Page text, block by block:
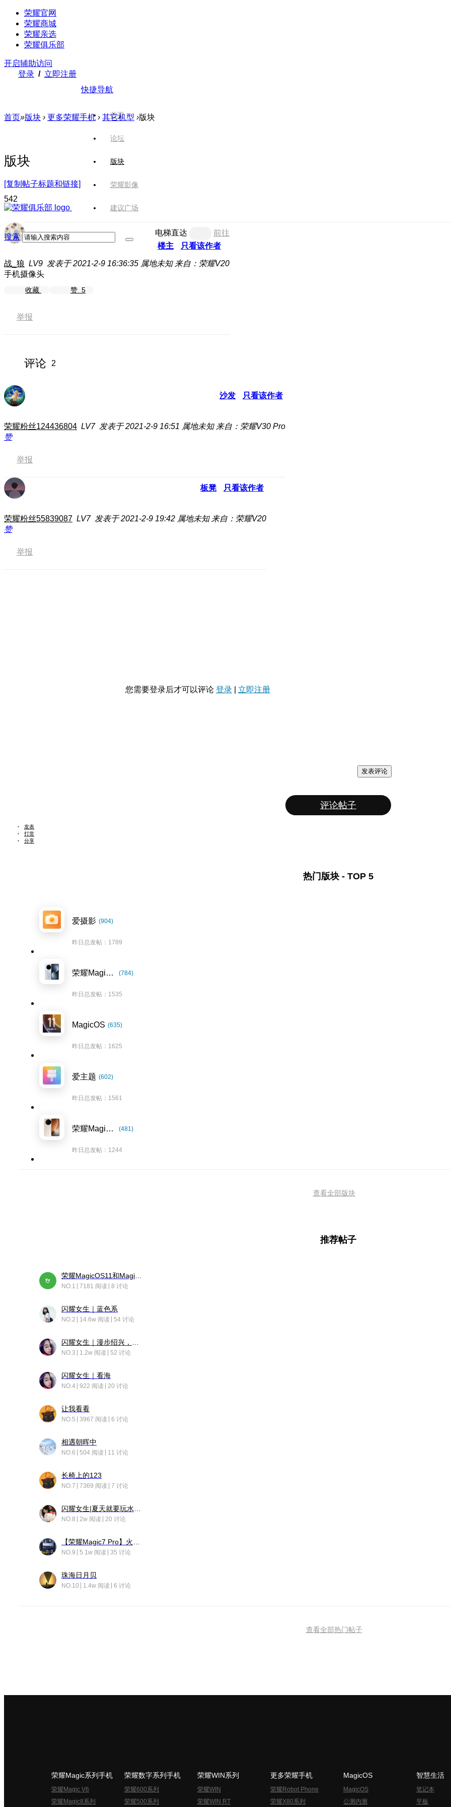
荣耀官网
荣耀商城
荣耀亲选
荣耀俱乐部
开启辅助访问
登录 / 立即注册
快捷导航
首页
论坛
版块
荣耀影像
建议广场
搜索
首页»版块 › 更多荣耀手机 › 其它机型 ›版块
版块
[复制帖子标题和链接]
542
电梯直达
前往
楼主
只看该作者
战_狼 LV9 发表于 2021-2-9 16:36:35 属地未知 来自：荣耀V20
手机摄像头
收藏 赞 5
举报
评论 2
沙发 只看该作者
荣耀粉丝124436804 LV7 发表于 2021-2-9 16:51 属地未知 来自：荣耀V30 Pro
赞
举报
板凳 只看该作者
荣耀粉丝55839087 LV7 发表于 2021-2-9 19:42 属地未知 来自：荣耀V20
赞
举报
您需要登录后才可以评论 登录 立即注册
发表评论
评论帖子
发表
打赏
分享
热门版块 - TOP 5
爱摄影 (904)
昨日总发帖：1789
荣耀Magic7系列 (784)
昨日总发帖：1535
MagicOS (635)
昨日总发帖：1625
爱主题 (602)
昨日总发帖：1561
荣耀Magic8系列 (481)
昨日总发帖：1244
查看全部版块
推荐帖子
NO.1 7181 阅读 8 讨论
闪耀女生｜蓝色系
NO.2 14.6w 阅读 54 讨论
NO.3 1.2w 阅读 52 讨论
闪耀女生｜看海
NO.4 922 阅读 20 讨论
让我看看
NO.5 3967 阅读 6 讨论
相遇朝晖中
NO.6 504 阅读 11 讨论
长椅上的123
NO.7 7369 阅读 7 讨论
NO.8 2w 阅读 20 讨论
NO.9 5.1w 阅读 35 讨论
珠海日月贝
NO.10 1.4w 阅读 6 讨论
查看全部热门帖子
荣耀Magic系列手机
荣耀Magic V6
荣耀Magic8系列
荣耀数字系列手机
荣耀600系列
荣耀500系列
荣耀WIN系列
荣耀WIN
荣耀WIN RT
更多荣耀手机
荣耀Robot Phone
荣耀X80系列
MagicOS
MagicOS
公测内测
智慧生活
笔记本
平板